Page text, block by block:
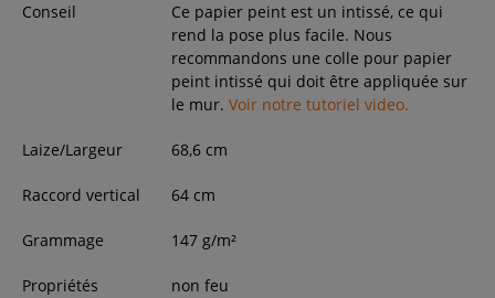
Conseil
Ce papier peint est un intissé, ce qui
rend la pose plus facile. Nous
recommandons une colle pour papier
peint intissé qui doit être appliquée sur
le mur. Voir notre tutoriel video.
Laize/Largeur 68,6 cm
Raccord vertical 64 cm
Grammage 147 g/m²
Propriétés non feu